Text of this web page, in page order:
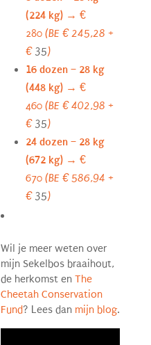
(224 kg) → €
280(BE€245,28 +
€35)
16 dozen – 28 kg
(448 kg) → €
460(BE€402,98 +
€35)
24 dozen – 28 kg
(672 kg) → €
670(BE€586,94 +
€35)
Wil je meer weten over
mijn Sekelbos braaihout,
de herkomst enThe
Cheetah Conservation
Fund? Lees dan mijn blog.